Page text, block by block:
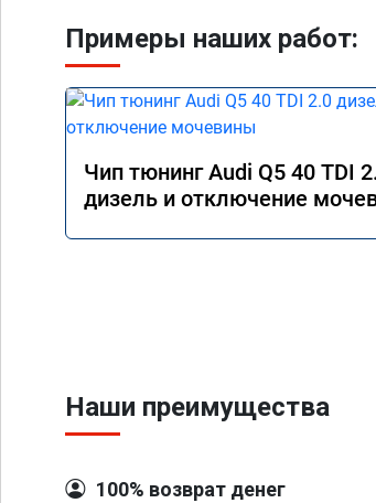
Примеры наших работ:
Чип тюнинг Audi Q5 40 TDI
дизель и отключение
Наши преимущества
100% возврат денег